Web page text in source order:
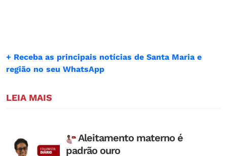
+ Receba as principais notícias de Santa Maria e
região no seu WhatsApp
LEIA MAIS
Aleitamento materno é
padrão ouro